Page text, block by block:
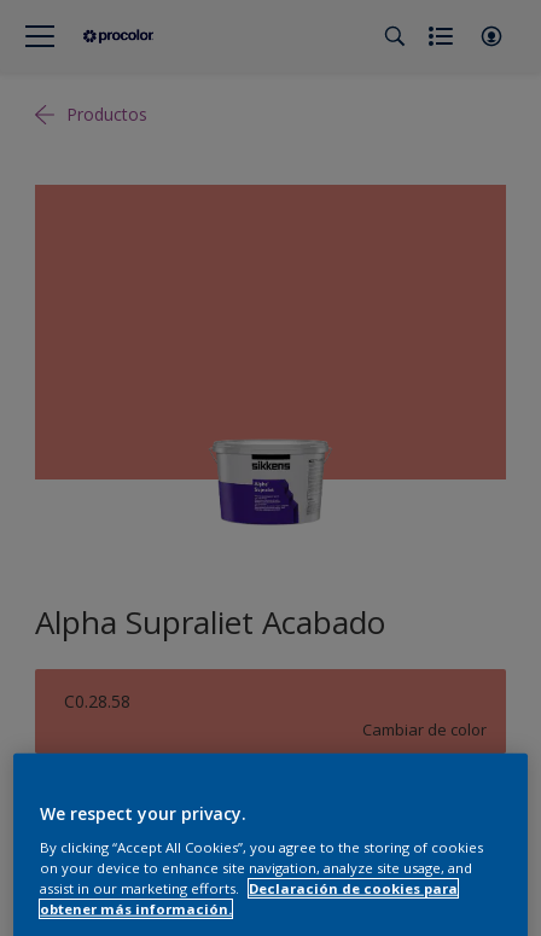
Productos
Alpha Supraliet Acabado
C0.28.58
Cambiar de color
Cantidad Calculadora de pintura
We respect your privacy.
By clicking “Accept All Cookies”, you agree to the storing of cookies
on your device to enhance site navigation, analyze site usage, and
assist in our marketing efforts.
Declaración de cookies para
obtener más información.